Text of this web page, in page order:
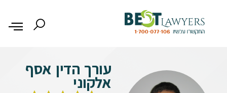
עורך הדין אסף
אלקוני